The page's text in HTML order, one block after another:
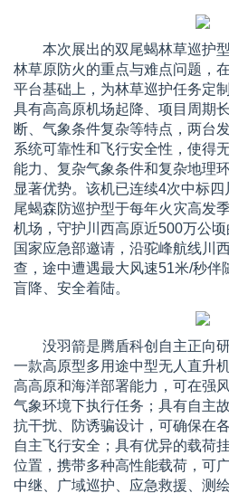
本次展出的双尾蝎林草巡护
林草原防火的重点与难点问题，
平台基础上，为林草巡护任务定
具有高高原机场起降、项目周期
断、气象条件复杂等特点，两台
系统可靠性和飞行安全性，使得
能力、复杂气象条件和复杂地理
显著优势。该机已连续4次中标
尾蝎森防巡护型于每年火灾高发
机场，守护川西高原近500万公
国家应急部邀请，沿驼峰航线川
查，途中遭遇最大风速51米/秒伴
盲降、安全着陆。
没羽箭是腾盾科创自主正向
一款高原型多用途中型无人直升
高高原和海洋部署能力，可在强
气象环境下执行任务；具有自主
抗干扰、防诱骗设计，可确保在
自主飞行安全；具有优异的载荷
位置，携带多种高性能载荷，可
中继、广域巡护、应急救援、测